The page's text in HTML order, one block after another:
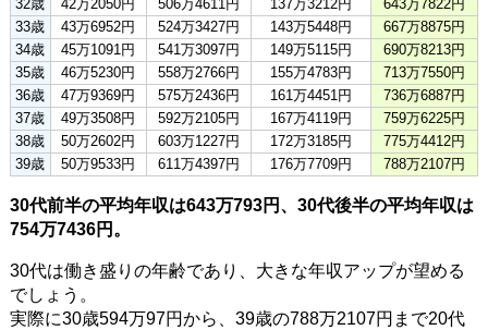
32歳
42万2050円 506万4611円 137万3212円
643万7822円
33歳
43万6952円 524万3427円 143万5448円
667万8875円
34歳
45万1091円 541万3097円 149万5115円
690万8213円
35歳
46万5230円 558万2766円 155万4783円
713万7550円
36歳
47万9369円 575万2436円 161万4451円
736万6887円
37歳
49万3508円 592万2105円 167万4119円
759万6225円
38歳
50万2602円 603万1227円 172万3185円
775万4412円
39歳
50万9533円 611万4397円 176万7709円 788万2107円
30代前半の平均年収は643万793円、30代後半の平均年収は
754万7436円。
30代は働き盛りの年齢であり、大きな年収アップが望める
でしょう。
実際に30歳594万97円から、39歳の788万2107円まで20代